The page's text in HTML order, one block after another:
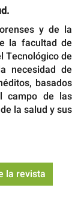
y de la
la facultad de
Tecnológico de
necesidad de
basados
campo de las
la salud y sus
la revista